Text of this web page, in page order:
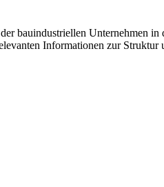
bauindustriellen Unternehmen
Informationen zur Struktur